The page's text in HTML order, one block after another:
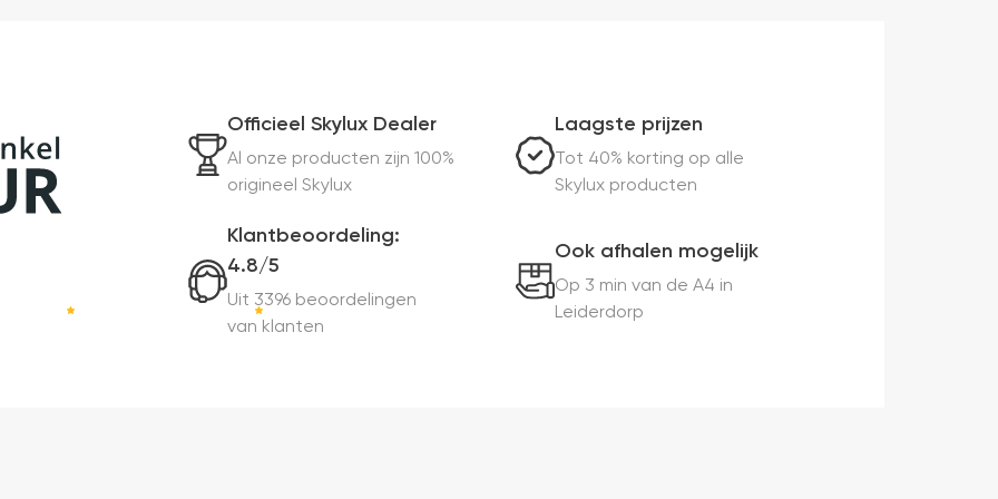
Officieel Skylux Dealer
Al onze producten zijn 100%
origineel Skylux
Laagste prijzen
Tot 40% korting op alle
Skylux producten
Klantbeoordeling:
4.8/5
Uit 3396 beoordelingen
van klanten
Ook afhalen mogelijk
Op 3 min van de A4 in
Leiderdorp